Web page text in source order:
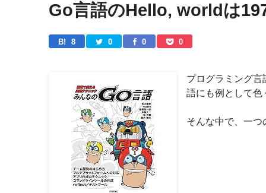
Go言語のHello, worldは
B! 8 0 0 0
プログラミング言
語にも例として色
そんな中で、一つ